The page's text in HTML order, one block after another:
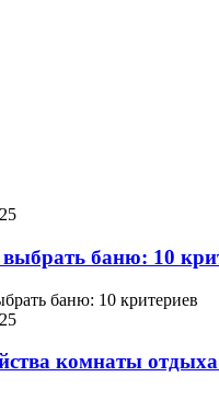
баню: 10
комнаты